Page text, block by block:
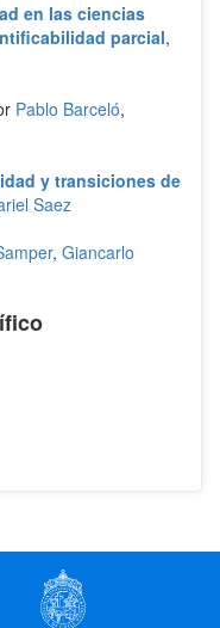
en las ciencias
parcial,
Pablo Barceló,
y transiciones de
Saez
, Giancarlo